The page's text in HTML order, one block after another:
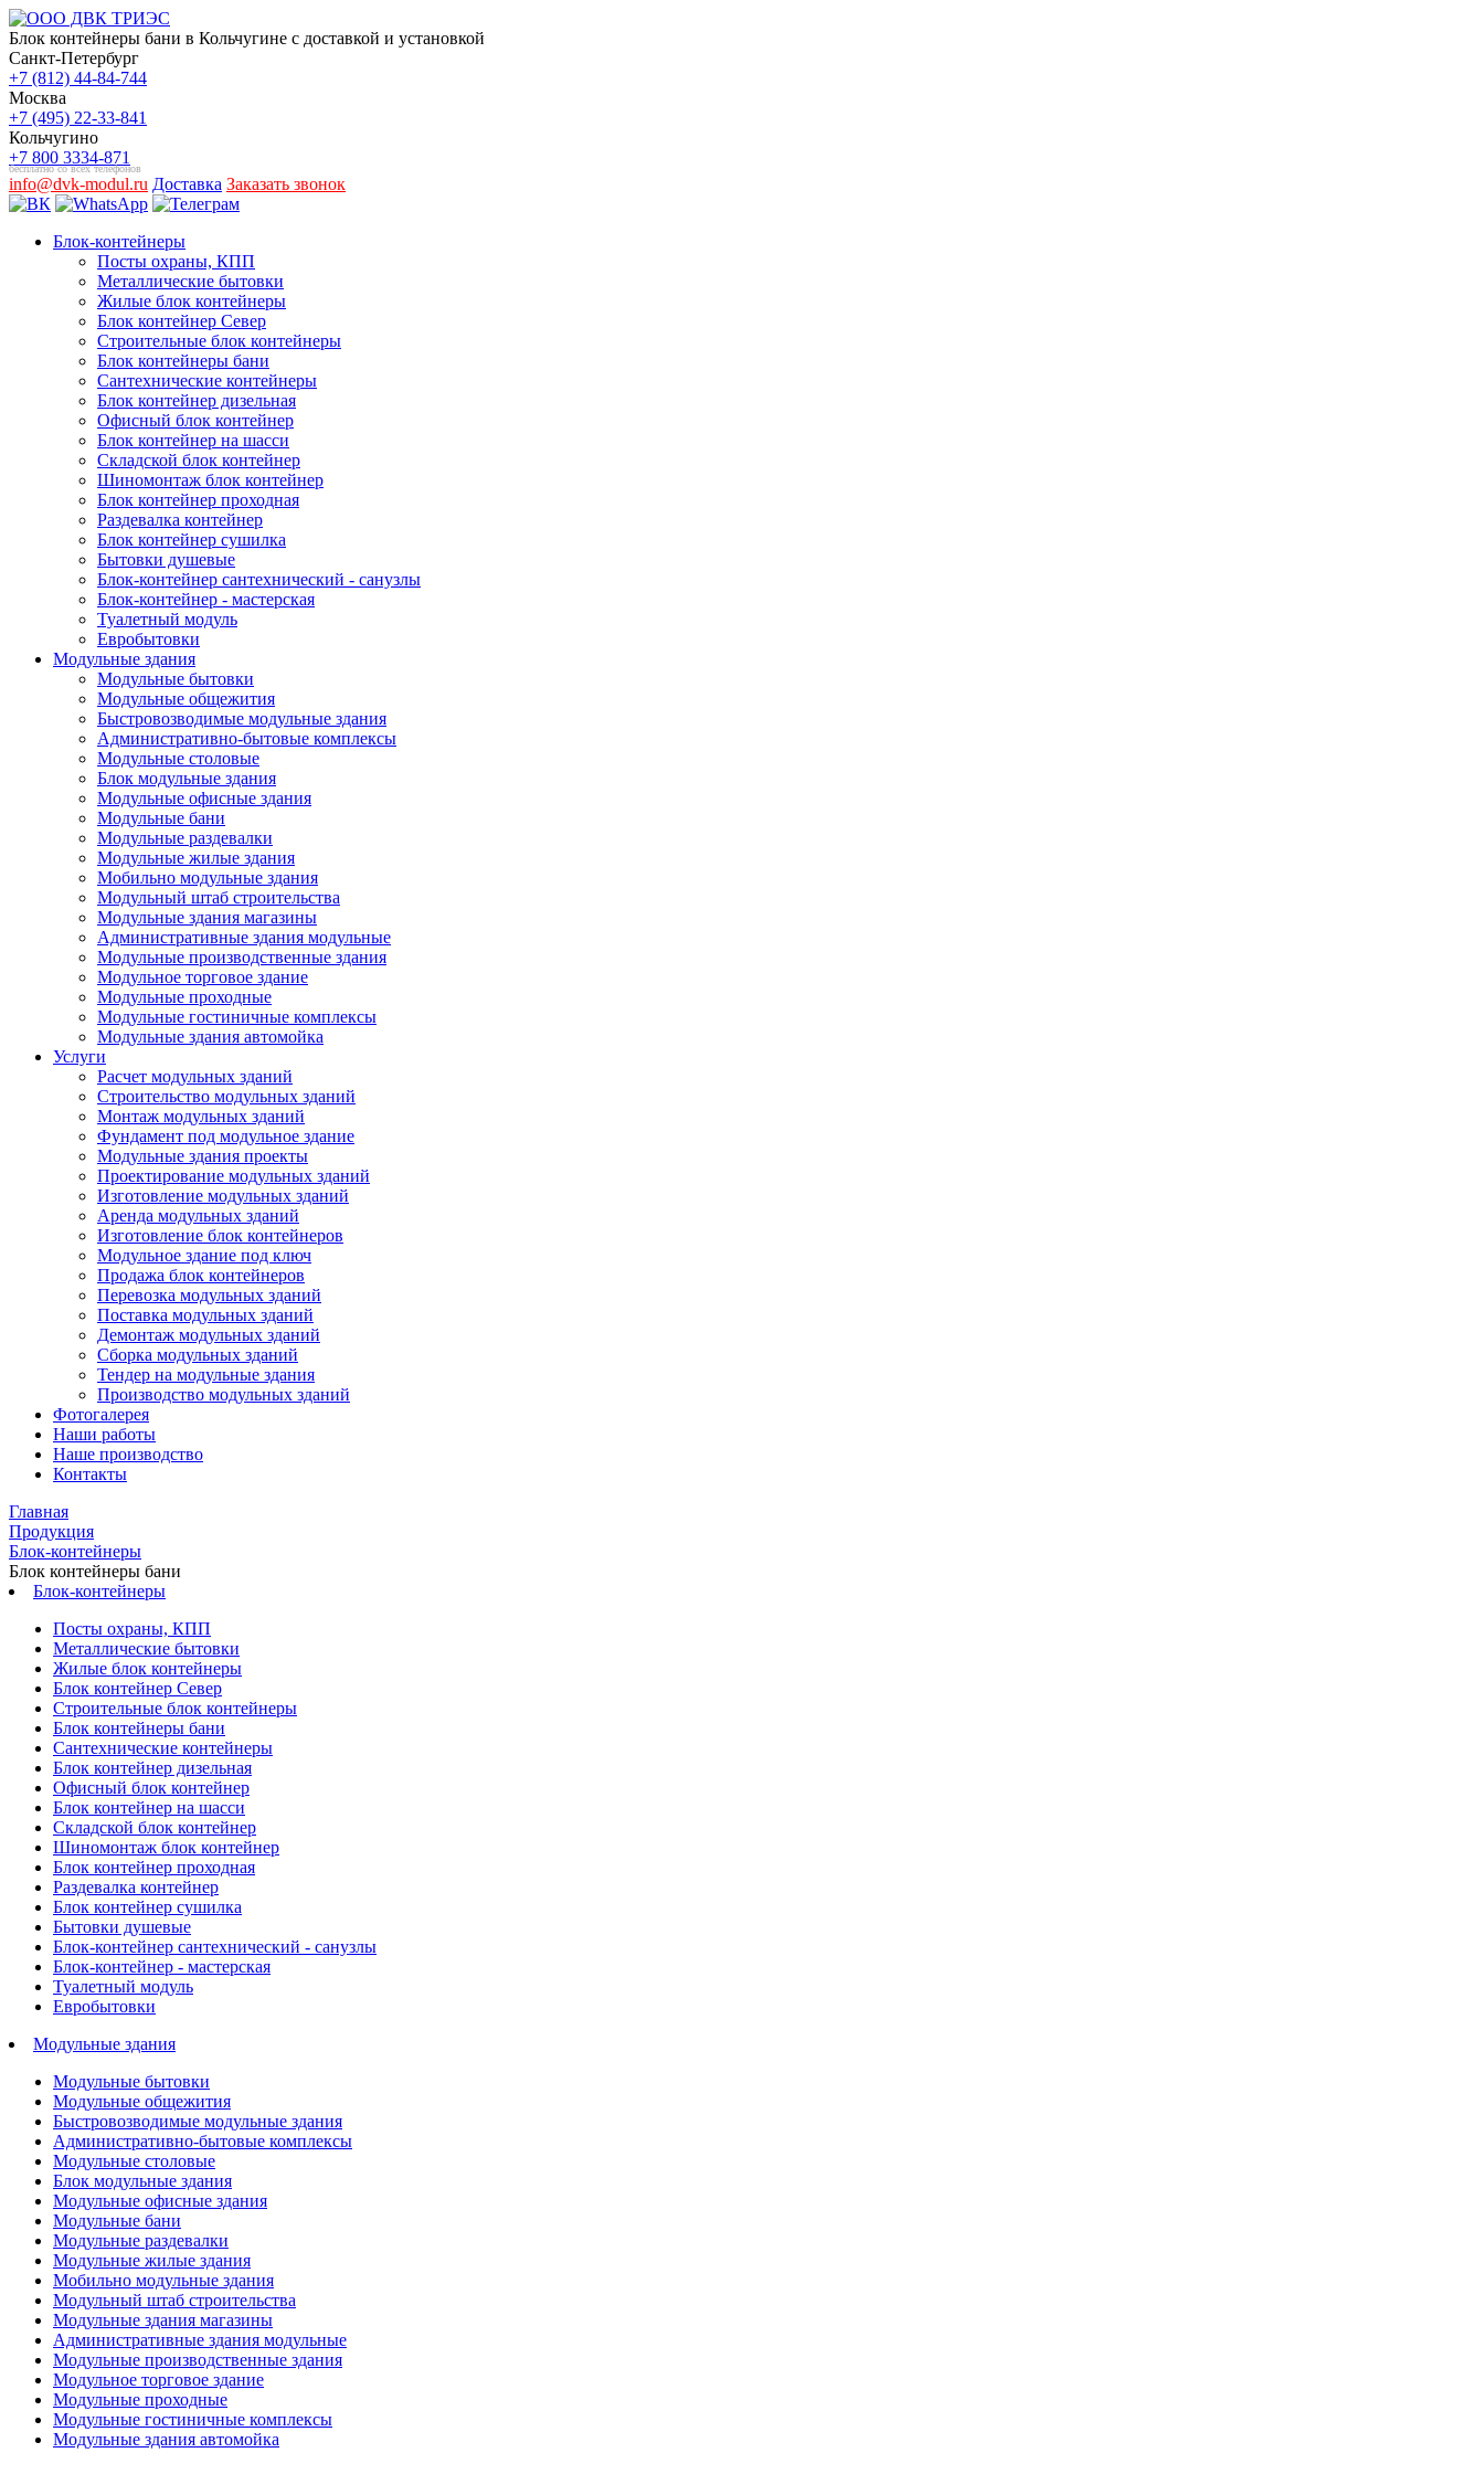
Блок контейнеры бани в Кольчугине с доставкой и установкой
Санкт-Петербург
+7 (812) 44-84-744
Москва
+7 (495) 22-33-841
Кольчугино
+7 800 3334-871
бесплатно со всех телефонов
info@dvk-modul.ru Доставка Заказать звонок
Блок-контейнеры
Посты охраны, КПП
Металлические бытовки
Жилые блок контейнеры
Блок контейнер Север
Строительные блок контейнеры
Блок контейнеры бани
Сантехнические контейнеры
Блок контейнер дизельная
Офисный блок контейнер
Блок контейнер на шасси
Складской блок контейнер
Шиномонтаж блок контейнер
Блок контейнер проходная
Раздевалка контейнер
Блок контейнер сушилка
Бытовки душевые
Блок-контейнер сантехнический - санузлы
Блок-контейнер - мастерская
Туалетный модуль
Евробытовки
Модульные здания
Модульные бытовки
Модульные общежития
Быстровозводимые модульные здания
Административно-бытовые комплексы
Модульные столовые
Блок модульные здания
Модульные офисные здания
Модульные бани
Модульные раздевалки
Модульные жилые здания
Мобильно модульные здания
Модульный штаб строительства
Модульные здания магазины
Административные здания модульные
Модульные производственные здания
Модульное торговое здание
Модульные проходные
Модульные гостиничные комплексы
Модульные здания автомойка
Услуги
Расчет модульных зданий
Строительство модульных зданий
Монтаж модульных зданий
Фундамент под модульное здание
Модульные здания проекты
Проектирование модульных зданий
Изготовление модульных зданий
Аренда модульных зданий
Изготовление блок контейнеров
Модульное здание под ключ
Продажа блок контейнеров
Перевозка модульных зданий
Поставка модульных зданий
Демонтаж модульных зданий
Сборка модульных зданий
Тендер на модульные здания
Производство модульных зданий
Фотогалерея
Наши работы
Наше производство
Контакты
Главная
Продукция
Блок-контейнеры
Блок контейнеры бани
Блок-контейнеры
Посты охраны, КПП
Металлические бытовки
Жилые блок контейнеры
Блок контейнер Север
Строительные блок контейнеры
Блок контейнеры бани
Сантехнические контейнеры
Блок контейнер дизельная
Офисный блок контейнер
Блок контейнер на шасси
Складской блок контейнер
Шиномонтаж блок контейнер
Блок контейнер проходная
Раздевалка контейнер
Блок контейнер сушилка
Бытовки душевые
Блок-контейнер сантехнический - санузлы
Блок-контейнер - мастерская
Туалетный модуль
Евробытовки
Модульные здания
Модульные бытовки
Модульные общежития
Быстровозводимые модульные здания
Административно-бытовые комплексы
Модульные столовые
Блок модульные здания
Модульные офисные здания
Модульные бани
Модульные раздевалки
Модульные жилые здания
Мобильно модульные здания
Модульный штаб строительства
Модульные здания магазины
Административные здания модульные
Модульные производственные здания
Модульное торговое здание
Модульные проходные
Модульные гостиничные комплексы
Модульные здания автомойка